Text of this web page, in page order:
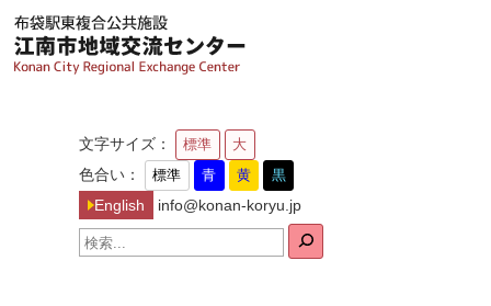
内
容
を
文字サイズ： 標準 大
色合い： 標準 青 黄 黒
English info@konan-koryu.jp
検
索